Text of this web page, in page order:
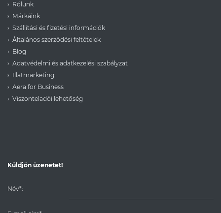
Rólunk
Márkáink
Szállítási és fizetési információk
Általános szerződési feltételek
Blog
Adatvédelmi és adatkezelési szabályzat
Illatmarketing
Aera for Business
Viszonteladói lehetőség
Küldjön üzenetet!
Név*: